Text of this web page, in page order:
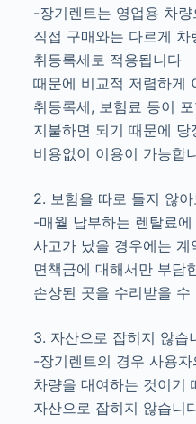
-장기렌트는 영업용 차량
직접 구매와는 다르게 차
취등록세로 적용됩니다
때문에 비교적 저렴하게
취등록세, 보험료 등이
지불하면 되기 때문에 당
비용없이 이용이 가능합
2. 보험을 따로 들지 않
-매월 납부하는 렌탈료
사고가 났을 경우에는 계
면책금에 대해서만 부담
손상된 곳을 수리받을 수
3. 자산으로 잡히지 않습
-장기렌트의 경우 사용자
차량을 대여하는 것이기
자산으로 잡히지 않습니